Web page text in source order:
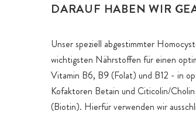
DARAUF HABEN WIR
Unser speziell abgestimmter
wichtigsten Nährstoffen für einen
Vitamin B6, B9 (Folat) und B12 - in
Kofaktoren Betain und Citicolin/
(Biotin). Hierfür verwenden wir